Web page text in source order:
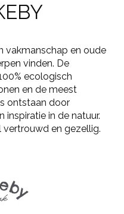
vakmanschap en oude
vinden. De
ecologisch
en de meest
ontstaan ​​door
in de natuur.
vertrouwd en gezellig.